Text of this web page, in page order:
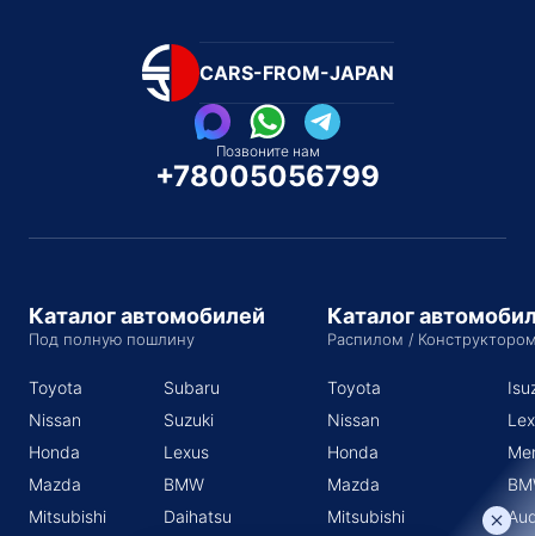
CARS-FROM-JAPAN
Позвоните нам
+78005056799
Каталог автомобилей
Под полную пошлину
Toyota
Nissan
Honda
Mazda
Mitsubishi
Subaru
Suzuki
Lexus
BMW
Daihatsu
Каталог
Распилом /
Toyota
Nissan
Honda
Mazda
Mitsubishi